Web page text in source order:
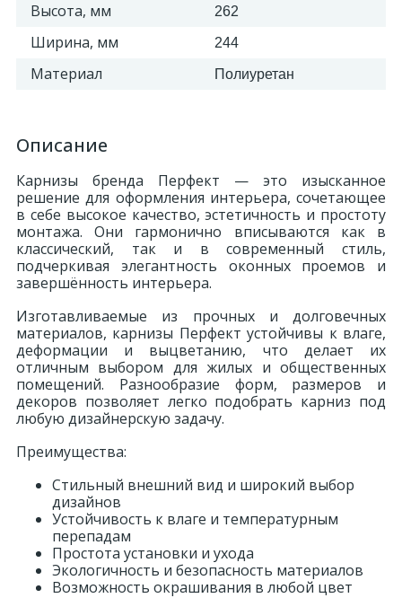
Высота, мм 262
Ширина, мм 244
Материал Полиуретан
Описание
Карнизы бренда Перфект — это изысканное
решение для оформления интерьера, сочетающее
в себе высокое качество, эстетичность и простоту
монтажа. Они гармонично вписываются как в
классический, так и в современный стиль,
подчеркивая элегантность оконных проемов и
завершённость интерьера.
Изготавливаемые из прочных и долговечных
материалов, карнизы Перфект устойчивы к влаге,
деформации и выцветанию, что делает их
отличным выбором для жилых и общественных
помещений. Разнообразие форм, размеров и
декоров позволяет легко подобрать карниз под
любую дизайнерскую задачу.
Преимущества:
Стильный внешний вид и широкий выбор
дизайнов
Устойчивость к влаге и температурным
перепадам
Простота установки и ухода
Экологичность и безопасность материалов
Возможность окрашивания в любой цвет